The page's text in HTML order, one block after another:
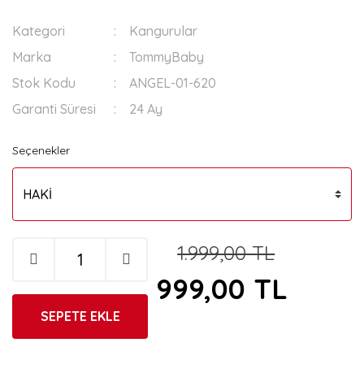
Kategori
Kangurular
Marka
TommyBaby
Stok Kodu
ANGEL-01-620
Garanti Süresi
24 Ay
Seçenekler
1.999,00 TL
999,00 TL
SEPETE EKLE